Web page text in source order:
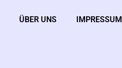
ÜBER UNS IMPRESSUM